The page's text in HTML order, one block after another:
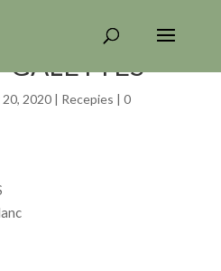
GALETTES
2020| Recepies | 0